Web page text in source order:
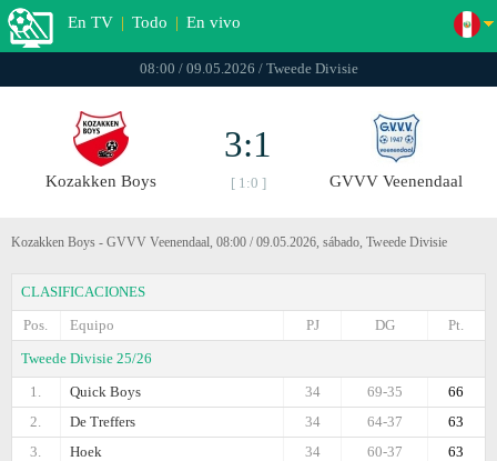
En TV | Todo | En vivo
08:00 / 09.05.2026 / Tweede Divisie
Kozakken Boys
3:1
[ 1:0 ] GVVV Veenendaal
Kozakken Boys - GVVV Veenendaal, 08:00 / 09.05.2026, sábado, Tweede Divisie
CLASIFICACIONES
Pos.
Equipo Pt.
DG
PJ
Tweede Divisie 25/26
1.
Quick Boys 66
69-35
34
2.
De Treffers 63
64-37
34
3.
Hoek 63
60-37
34